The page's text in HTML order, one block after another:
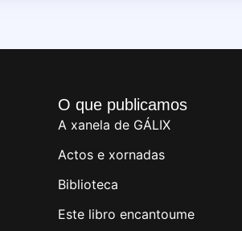
O que publicamos
A xanela de GÁLIX
Actos e xornadas
Biblioteca
Este libro encantoume